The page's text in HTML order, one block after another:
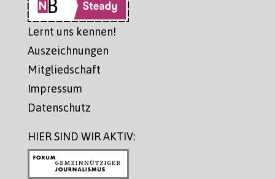
Lernt uns kennen!
Auszeichnungen
Mitgliedschaft
Impressum
Datenschutz
HIER SIND WIR AKTIV: